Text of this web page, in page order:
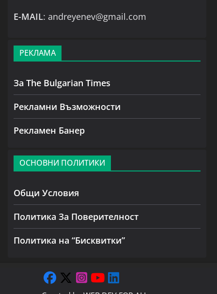
Е-MAIL: andreyenev@gmail.com
РЕКЛАМА
За The Bulgarian Times
Рекламни Възможности
Рекламен Банер
ОСНОВНИ ПОЛИТИКИ
Общи Условия
Политика За Поверителност
Политика на “Бисквитки”